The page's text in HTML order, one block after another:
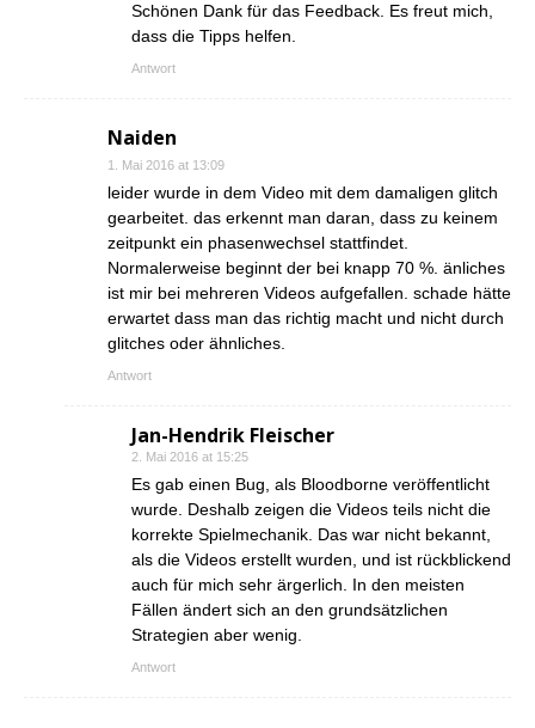
Schönen Dank für das Feedback. Es freut mich,
dass die Tipps helfen.
Antwort
Naiden
1. Mai 2016 at 13:09
leider wurde in dem Video mit dem damaligen glitch
gearbeitet. das erkennt man daran, dass zu keinem
zeitpunkt ein phasenwechsel stattfindet.
Normalerweise beginnt der bei knapp 70 %. änliches
ist mir bei mehreren Videos aufgefallen. schade hätte
erwartet dass man das richtig macht und nicht durch
glitches oder ähnliches.
Antwort
Jan-Hendrik Fleischer
2. Mai 2016 at 15:25
Es gab einen Bug, als Bloodborne veröffentlicht
wurde. Deshalb zeigen die Videos teils nicht die
korrekte Spielmechanik. Das war nicht bekannt,
als die Videos erstellt wurden, und ist rückblickend
auch für mich sehr ärgerlich. In den meisten
Fällen ändert sich an den grundsätzlichen
Strategien aber wenig.
Antwort